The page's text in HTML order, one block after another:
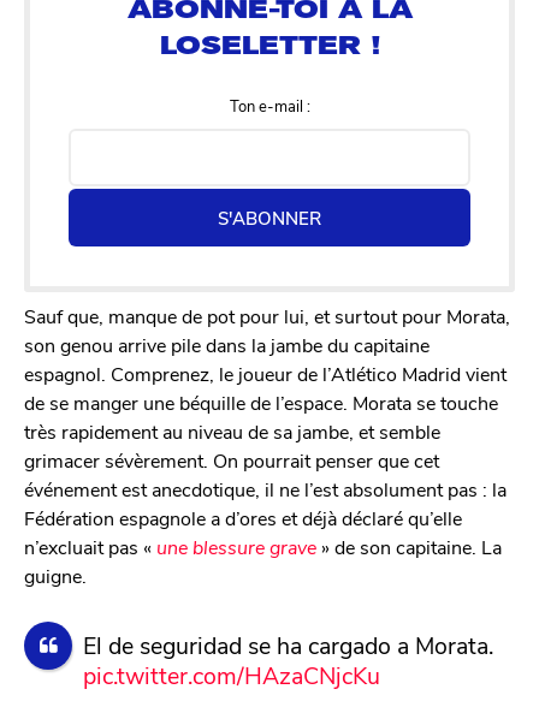
Ton e-mail :
S'ABONNER
Sauf que, manque de pot pour lui, et surtout pour Morata,
son genou arrive pile dans la jambe du capitaine
espagnol. Comprenez, le joueur de l’Atlético Madrid vient
de se manger une béquille de l’espace. Morata se touche
très rapidement au niveau de sa jambe, et semble
grimacer sévèrement. On pourrait penser que cet
événement est anecdotique, il ne l’est absolument pas : la
Fédération espagnole a d’ores et déjà déclaré qu’elle
n’excluait pas « une blessure grave » de son capitaine. La
guigne.
El de seguridad se ha cargado a Morata.
pic.twitter.com/HAzaCNjcKu